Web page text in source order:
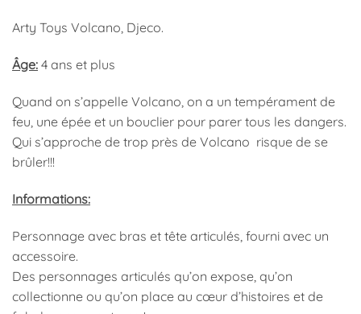
Arty Toys Volcano, Djeco.
Âge: 4 ans et plus
Quand on s’appelle Volcano, on a un tempérament de
feu, une épée et un bouclier pour parer tous les dangers.
Qui s’approche de trop près de Volcano risque de se
brûler!!!
Informations:
Personnage avec bras et tête articulés, fourni avec un
accessoire.
Des personnages articulés qu’on expose, qu’on
collectionne ou qu’on place au cœur d’histoires et de